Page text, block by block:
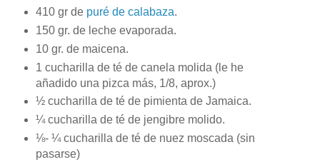
410 gr de puré de calabaza.
150 gr. de leche evaporada.
10 gr. de maicena.
1 cucharilla de té de canela molida (le he
añadido una pizca más, 1/8, aprox.)
½ cucharilla de té de pimienta de Jamaica.
¼ cucharilla de té de jengibre molido.
⅛- ¼ cucharilla de té de nuez moscada (sin
pasarse)